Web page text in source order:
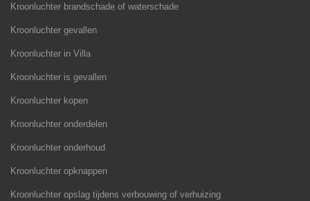
Kroonluchter brandschade of waterschade
Kroonluchter gevallen
Kroonluchter in Villa
Kroonluchter is gevallen
Kroonluchter kopen
Kroonluchter onderdelen
Kroonluchter onderhoud
Kroonluchter opknappen
Kroonluchter opslag tijdens verbouwing of verhuizing